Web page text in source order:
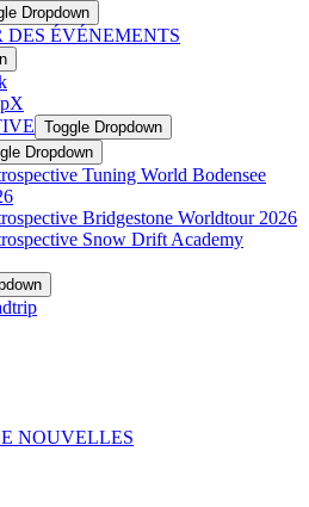
Dropdown
ÉVÉNEMENTS
Toggle Dropdown
Dropdown
Tuning World Bodensee
Bridgestone Worldtour 2026
Snow Drift Academy
NOUVELLES